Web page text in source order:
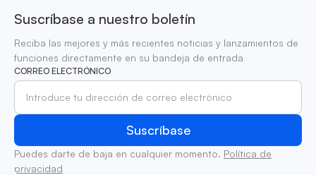
Suscríbase a nuestro boletín
Reciba las mejores y más recientes noticias y lanzamientos de
funciones directamente en su bandeja de entrada
CORREO ELECTRÓNICO
Puedes darte de baja en cualquier momento. Política de
privacidad